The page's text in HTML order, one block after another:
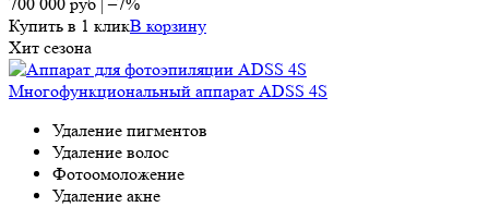
Купить в 1 кликВ корзину
Хит сезона
Многофункциональный аппарат ADSS 4S
Удаление пигментов
Удаление волос
Фотоомоложение
Удаление акне